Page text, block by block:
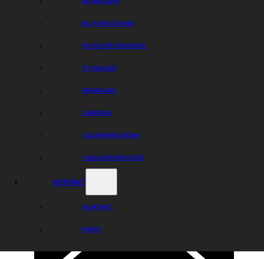
BLI FUNKTIONÄR
PROVA PÅ SPEEDWAY
STYRELSEN
INSAMLING
CAMPING
JULGRANSSCHEMA
JULKALENDERN 2025
KONTAKT
KONTAKT
PRESS